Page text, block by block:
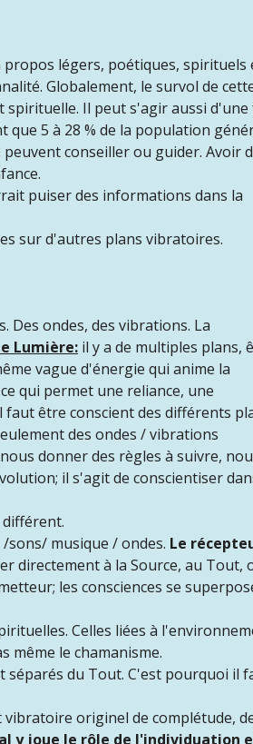
légers, poétiques, spirituels
Globalement, le survol de
Il peut s'agir aussi d'une
5 à 28 % de la population
conseiller ou guider. Avoir
puiser des informations dans la
sur d'autres plans vibratoires.
Des ondes, des vibrations. La
Lumière: il y a de multiples plans,
vague d'énergie qui anime la
qui permet une reliance, une
être conscient des différents
des ondes / vibrations
donner des règles à suivre,
il s'agit de conscientiser
sons/ musique / ondes. Le
directement à la Source, au Tout,
les consciences se
Celles liées à
même le chamanisme.
séparés du Tout. C'est pourquoi il
originel de complétude,
y joue le rôle de l'individuation